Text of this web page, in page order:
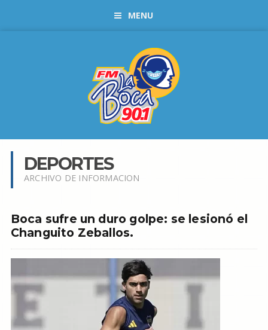
MENU
DEPORTES
ARCHIVO DE INFORMACION
Boca sufre un duro golpe: se lesionó el
Changuito Zeballos.